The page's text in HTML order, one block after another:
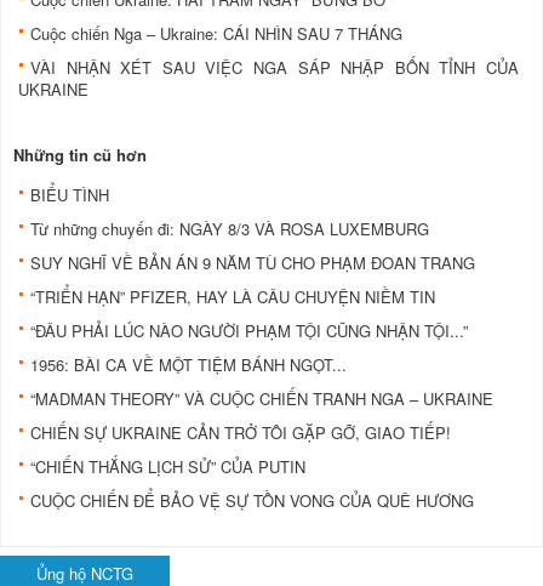
Cuộc chiến Nga – Ukraine: CÁI NHÌN SAU 7 THÁNG
VÀI NHẬN XÉT SAU VIỆC NGA SÁP NHẬP BỐN TỈNH CỦA
UKRAINE
Những tin cũ hơn
BIỂU TÌNH
Từ những chuyến đi: NGÀY 8/3 VÀ ROSA LUXEMBURG
SUY NGHĨ VỀ BẢN ÁN 9 NĂM TÙ CHO PHẠM ĐOAN TRANG
“TRIỂN HẠN” PFIZER, HAY LÀ CÂU CHUYỆN NIỀM TIN
“ĐÂU PHẢI LÚC NÀO NGƯỜI PHẠM TỘI CŨNG NHẬN TỘI...”
1956: BÀI CA VỀ MỘT TIỆM BÁNH NGỌT...
“MADMAN THEORY” VÀ CUỘC CHIẾN TRANH NGA – UKRAINE
CHIẾN SỰ UKRAINE CẢN TRỞ TÔI GẶP GỠ, GIAO TIẾP!
“CHIẾN THẮNG LỊCH SỬ” CỦA PUTIN
CUỘC CHIẾN ĐỂ BẢO VỆ SỰ TỒN VONG CỦA QUÊ HƯƠNG
Ủng hộ NCTG